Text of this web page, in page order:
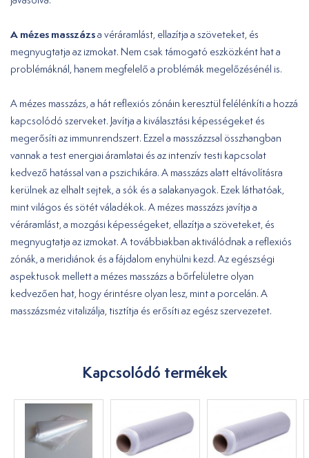
A mézes masszázsa véráramlást, ellazítja a szöveteket, és
megnyugtatja az izmokat. Nem csak támogató eszközként hat a
problémáknál, hanem megfelelő a problémák megelőzésénél is.
A mézes masszázs, a hát reflexiós zónáin keresztül felélénkíti a hozzá
kapcsolódó szerveket. Javítja a kiválasztási képességeket és
megerősíti az immunrendszert. Ezzel a masszázzsal összhangban
vannak a test energiai áramlatai és az intenzív testi kapcsolat
kedvező hatással van a pszichikára. A masszázs alatt eltávolításra
kerülnek az elhalt sejtek, a sók és a salakanyagok. Ezek láthatóak,
mint világos és sötét váladékok. A mézes masszázs javítja a
véráramlást, a mozgási képességeket, ellazítja a szöveteket, és
megnyugtatja az izmokat. A továbbiakban aktiválódnak a reflexiós
zónák, a meridiánok és a fájdalom enyhülni kezd. Az egészségi
aspektusok mellett a mézes masszázs a bőrfelületre olyan
kedvezően hat, hogy érintésre olyan lesz, mint a porcelán. A
masszázsméz vitalizálja, tisztítja és erősíti az egész szervezetet.
Kapcsolódó termékek